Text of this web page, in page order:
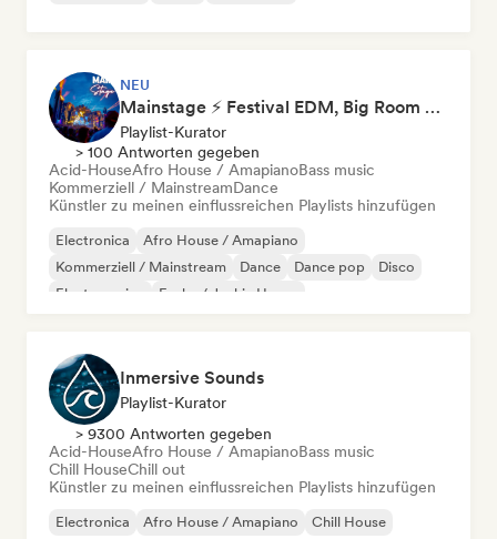
NEU
Mainstage ⚡ Festival EDM, Big Room & House Anthems
Playlist-Kurator
> 100 Antworten gegeben
Acid-HouseAfro House / AmapianoBass music
Kommerziell / MainstreamDance
Künstler zu meinen einflussreichen Playlists hinzufügen
Electronica
Afro House / Amapiano
Kommerziell / Mainstream
Dance Dance pop
Disco
Electro swing
Funky / Jackin House
Inmersive Sounds
Playlist-Kurator
> 9300 Antworten gegeben
Acid-HouseAfro House / AmapianoBass music
Chill HouseChill out
Künstler zu meinen einflussreichen Playlists hinzufügen
Electronica Afro House / Amapiano
Chill House